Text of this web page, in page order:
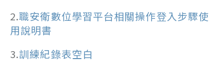
2.職安衛數位學習平台相關操作登入步驟使
用說明書
3.訓練紀錄表空白